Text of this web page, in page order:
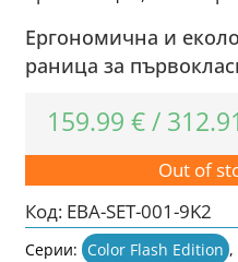
Ергономична и
раница за
159.99€ /
Out of
Код: EBA-SET-001-9K2
Серии: Color Flash Edition ,